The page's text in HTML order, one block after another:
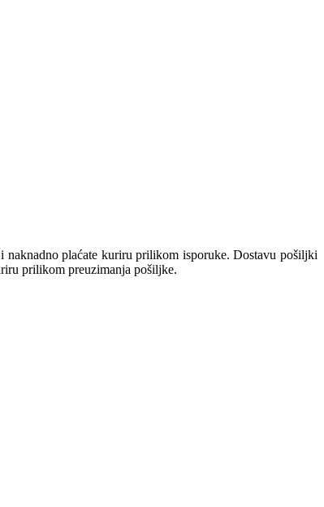
plaćate kuriru prilikom isporuke. Dostavu pošiljki
prilikom preuzimanja pošiljke.